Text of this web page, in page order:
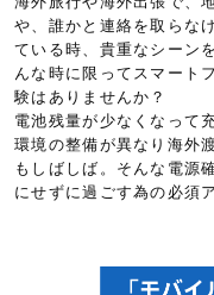
や、誰かと連絡を取らな
ている時、貴重なシーン
んな時に限ってスマート
験はありませんか？
電池残量が少なくなって
環境の整備が異なり海外
もしばしば。そんな電源
にせずに過ごす為の必須